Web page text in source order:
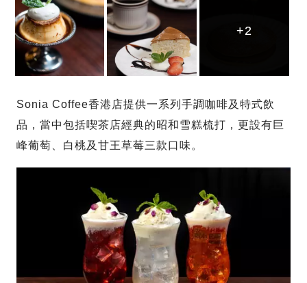
+2
+2
+2
Sonia Coffee香港店提供一系列手調咖啡及特式飲
品，當中包括喫茶店經典的昭和雪糕梳打，更設有巨
峰葡萄、白桃及甘王草莓三款口味。